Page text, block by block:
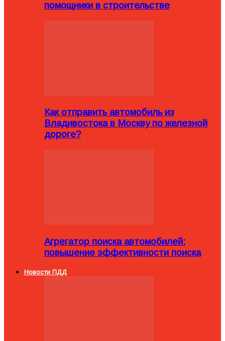
помощники в строительстве
Как отправить автомобиль из
Владивостока в Москву по железной
дороге?
Агрегатор поиска автомобилей:
повышение эффективности поиска
Новости ПДД